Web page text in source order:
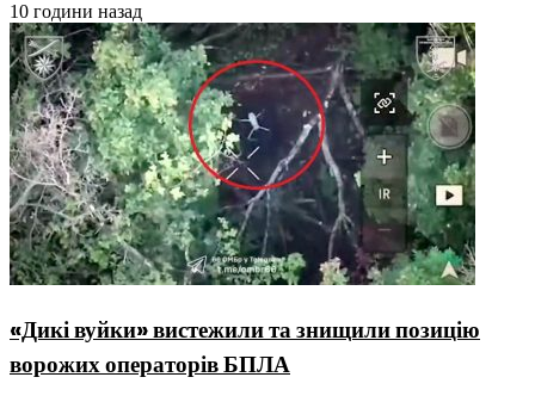
10 години назад
«Дикі вуйки» вистежили та знищили позицію
ворожих операторів БПЛА